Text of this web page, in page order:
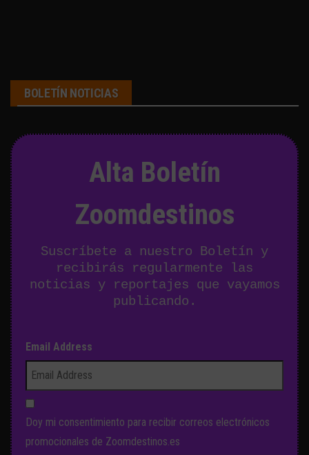
BOLETÍN NOTICIAS
Alta Boletín
Zoomdestinos
Suscríbete a nuestro Boletín y
recibirás regularmente las
noticias y reportajes que vayamos
publicando.
Email Address
Doy mi consentimiento para recibir correos electrónicos
promocionales de Zoomdestinos.es